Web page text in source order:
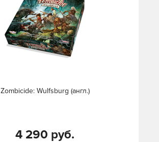
Zombicide: Wulfsburg (англ.)
4 290 руб.